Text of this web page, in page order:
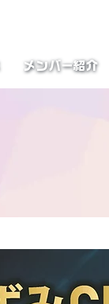
メンバー紹介